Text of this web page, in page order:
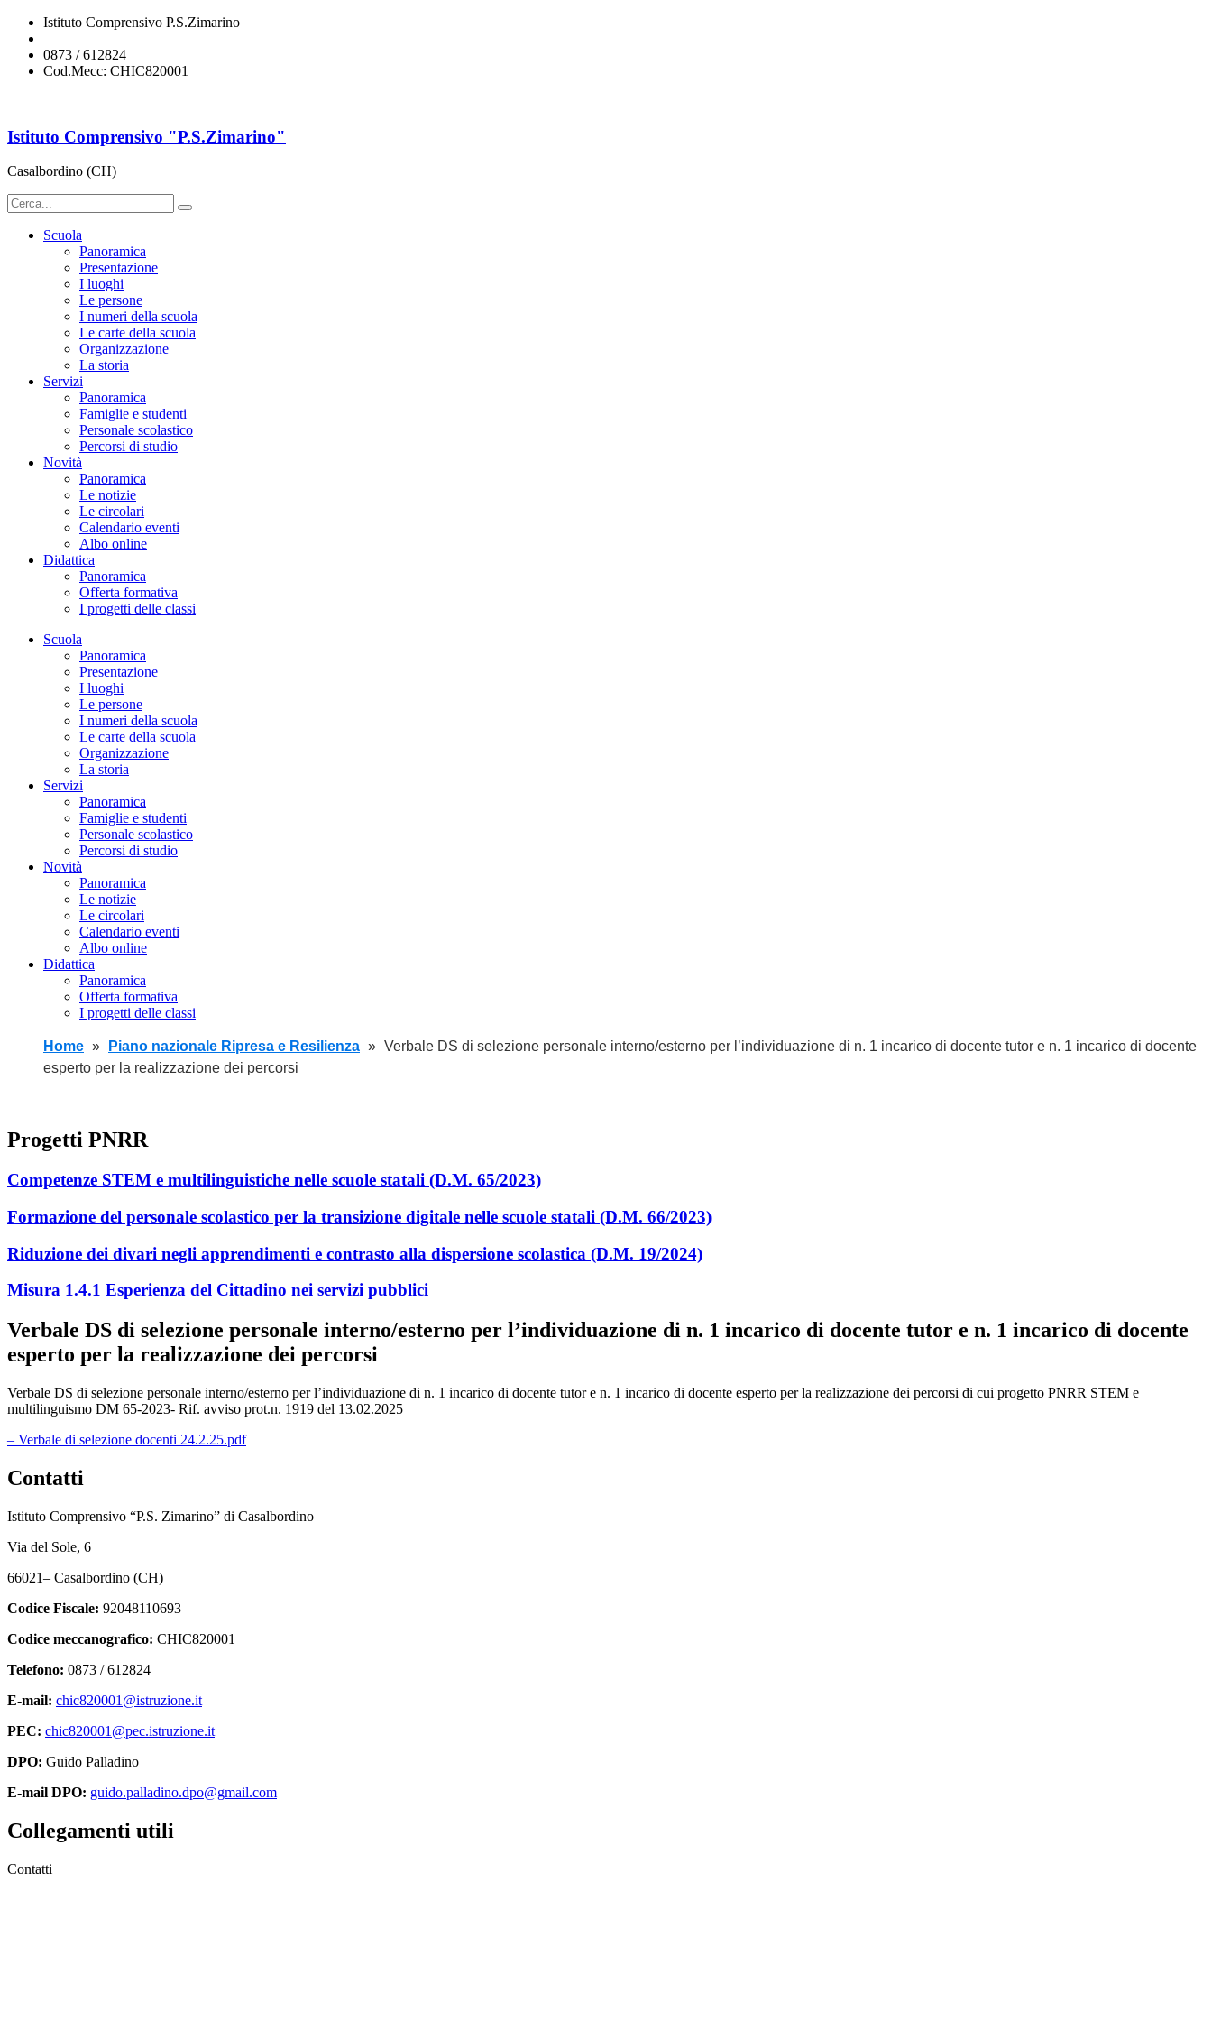
Istituto Comprensivo P.S.Zimarino
0873 / 612824
Cod.Mecc: CHIC820001
Istituto Comprensivo "P.S.Zimarino"
Casalbordino (CH)
Scuola
Panoramica
Presentazione
I luoghi
Le persone
I numeri della scuola
Le carte della scuola
Organizzazione
La storia
Servizi
Panoramica
Famiglie e studenti
Personale scolastico
Percorsi di studio
Novità
Panoramica
Le notizie
Le circolari
Calendario eventi
Albo online
Didattica
Panoramica
Offerta formativa
I progetti delle classi
Scuola
Panoramica
Presentazione
I luoghi
Le persone
I numeri della scuola
Le carte della scuola
Organizzazione
La storia
Servizi
Panoramica
Famiglie e studenti
Personale scolastico
Percorsi di studio
Novità
Panoramica
Le notizie
Le circolari
Calendario eventi
Albo online
Didattica
Panoramica
Offerta formativa
I progetti delle classi
Home Piano nazionale Ripresa e Resilienza
Verbale DS di selezione personale interno/esterno per l’individuazione di n. 1 incarico di docente tutor e n. 1 incarico di docente
esperto per la realizzazione dei percorsi
Progetti PNRR
Competenze STEM e multilinguistiche nelle scuole statali (D.M. 65/2023)
Formazione del personale scolastico per la transizione digitale nelle scuole statali (D.M. 66/2023)
Riduzione dei divari negli apprendimenti e contrasto alla dispersione scolastica (D.M. 19/2024)
Misura 1.4.1 Esperienza del Cittadino nei servizi pubblici
Verbale DS di selezione personale interno/esterno per l’individuazione di n. 1 incarico di docente tutor e n. 1 incarico di docente
esperto per la realizzazione dei percorsi
Verbale DS di selezione personale interno/esterno per l’individuazione di n. 1 incarico di docente tutor e n. 1 incarico di docente esperto per la realizzazione dei percorsi di cui progetto PNRR STEM e
multilinguismo DM 65-2023- Rif. avviso prot.n. 1919 del 13.02.2025
– Verbale di selezione docenti 24.2.25.pdf
Contatti
Istituto Comprensivo “P.S. Zimarino” di Casalbordino
Via del Sole, 6
66021– Casalbordino (CH)
Codice Fiscale: 92048110693
Codice meccanografico: CHIC820001
Telefono: 0873 / 612824
E-mail: chic820001@istruzione.it
PEC: chic820001@pec.istruzione.it
DPO: Guido Palladino
E-mail DPO: guido.palladino.dpo@gmail.com
Collegamenti utili
Contatti